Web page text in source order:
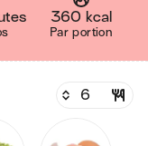
360 kcal
Par portion